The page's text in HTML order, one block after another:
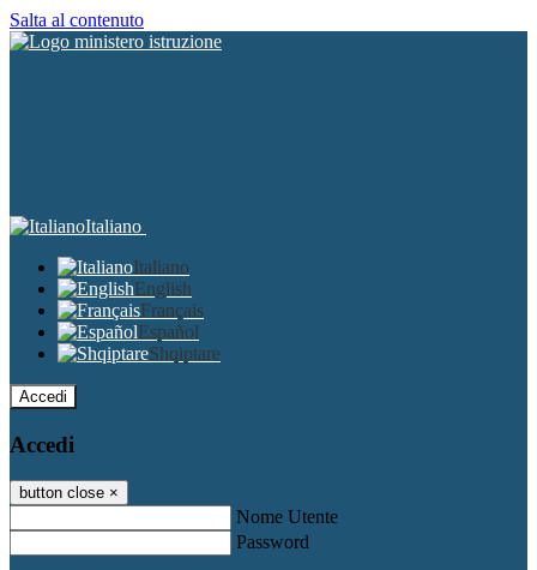
Salta al contenuto
Italiano
Italiano
English
Français
Español
Shqiptare
Accedi
Accedi
button close ×
Nome Utente
Password